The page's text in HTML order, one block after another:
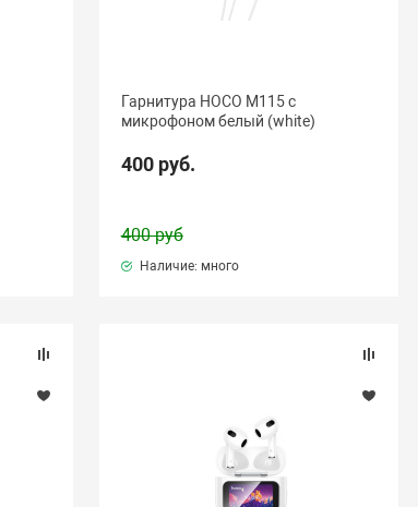
Гарнитура HOCO M115 с
микрофоном белый (white)
400 руб.
400 руб
Наличие: много